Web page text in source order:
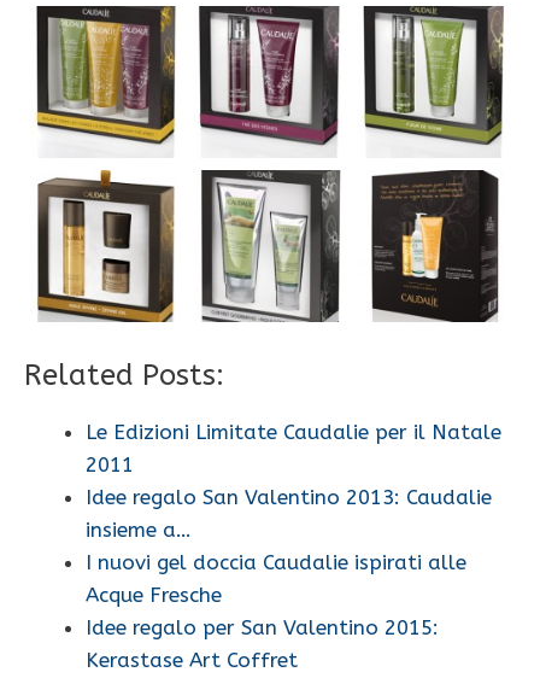
Related Posts:
Le Edizioni Limitate Caudalie per il Natale
2011
Idee regalo San Valentino 2013: Caudalie
insieme a…
I nuovi gel doccia Caudalie ispirati alle
Acque Fresche
Idee regalo per San Valentino 2015:
Kerastase Art Coffret